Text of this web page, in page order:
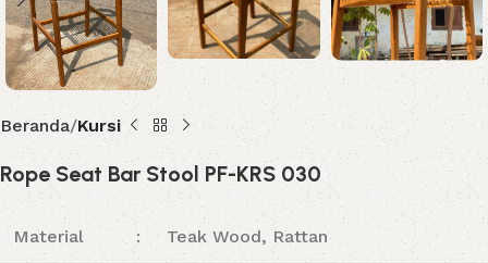
Beranda Kursi
Rope Seat Bar Stool PF-KRS 030
Material : Teak Wood, Rattan